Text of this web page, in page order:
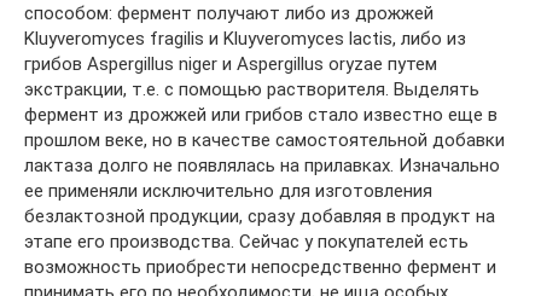
способом: фермент получают либо из дрожжей
Kluyveromyces fragilis и Kluyveromyces lactis, либо из
грибов Aspergillus niger и Aspergillus oryzae путем
экстракции, т.е. с помощью растворителя. Выделять
фермент из дрожжей или грибов стало известно еще в
прошлом веке, но в качестве самостоятельной добавки
лактаза долго не появлялась на прилавках. Изначально
ее применяли исключительно для изготовления
безлактозной продукции, сразу добавляя в продукт на
этапе его производства. Сейчас у покупателей есть
возможность приобрести непосредственно фермент и